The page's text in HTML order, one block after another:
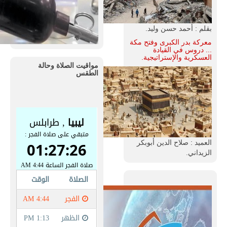
بقلم : أحمد حسن وليد.
معركة بدر الكبرى وفتح مكة
... دروس في القيادة
العسكرية والإستراتيجية.
العميد : صلاح الدين أبوبكر
الزيداني.
مواقيت الصلاة وحالة
الطقس